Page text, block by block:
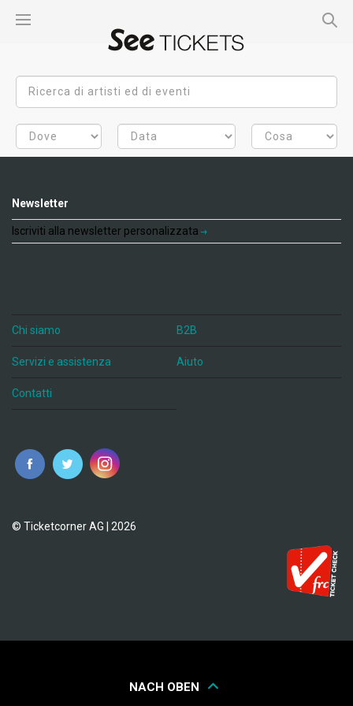
Newsletter
Iscriviti alla newsletter personalizzata
Chi siamo B2B
Servizi e assistenza Aiuto
Contatti
© Ticketcorner AG | 2026
NACH OBEN